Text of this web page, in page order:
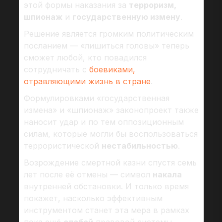
этой формы наказания за терроризм,
шпионаж и государственную измену.
Решение является громким политическим
посланием — «лишиться головы» теперь
сможет любой, кто повадился
сотрудничать с боевиками,
отравляющими жизнь в стране.
Формулировками «государственная
измена» и «шпионаж» законопроект также
наносит удар и по тем оппозиционным
силам, которые могли бы воспользоваться
террористической нестабильностью.
Возрождение смертной казни спустя семь
лет после её отмены — символ накала
внутренней обстановки. И только время
покажет, насколько эффективным
инструментом станет эта мера в рамках